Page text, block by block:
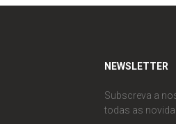
NEWSLETTER
Subscreva a
todas as